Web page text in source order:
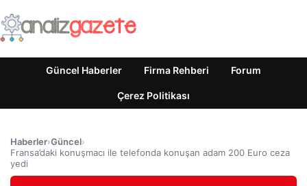
Güncel Haberler Firma Rehberi Forum
Çerez Politikası
Haberler›Güncel›
Fransa’daki konuşmacı ile telefonda konuşan adam 200 Euro ceza
yedi